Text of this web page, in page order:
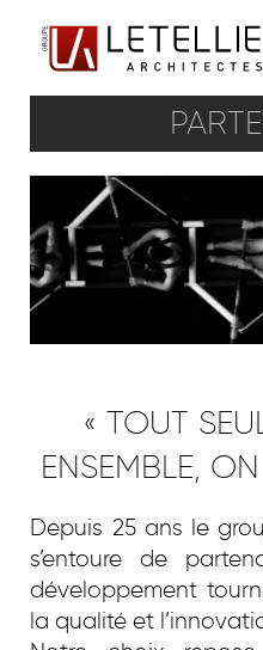
HABITAT
HABITAT
« TOUT
ENSEMBLE,
Depuis 25 ans le
s’entoure de
développement
la qualité et